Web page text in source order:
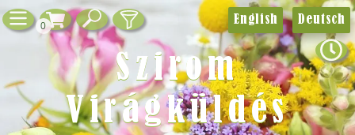
0
English Deutsch
Szirom
Virágküldés